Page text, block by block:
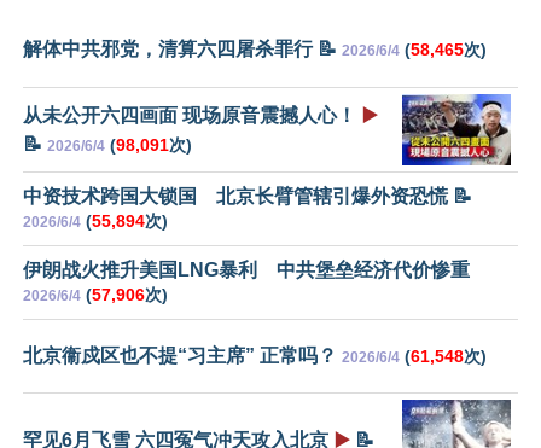
解体中共邪党，清算六四屠杀罪行 📝 2026/6/4 (58,465次)
从未公开六四画面 现场原音震撼人心！
▶️
📝 2026/6/4 (98,091次)
中资技术跨国大锁国 北京长臂管辖引爆外资恐慌 📝
2026/6/4 (55,894次)
伊朗战火推升美国LNG暴利 中共堡垒经济代价惨重
2026/6/4 (57,906次)
北京衞戍区也不提“习主席” 正常吗？ 2026/6/4 (61,548次)
罕见6月飞雪 六四冤气冲天攻入北京 ▶️ 📝